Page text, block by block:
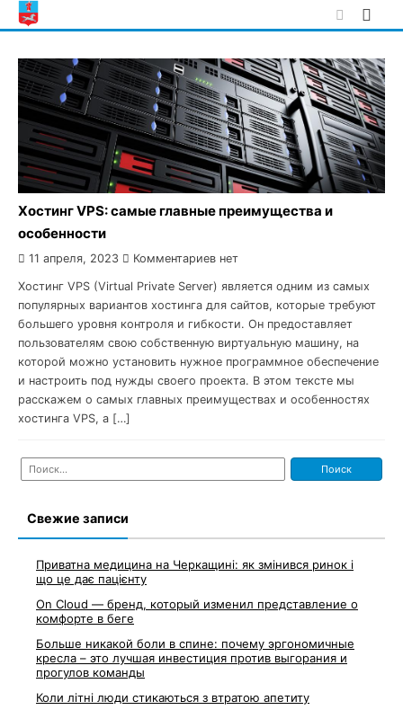
Skip
to
Хостинг VPS: самые главные преимущества и
особенности
11 апреля, 2023 Комментариев нет
Хостинг VPS (Virtual Private Server) является одним из самых
популярных вариантов хостинга для сайтов, которые требуют
большего уровня контроля и гибкости. Он предоставляет
пользователям свою собственную виртуальную машину, на
которой можно установить нужное программное обеспечение
и настроить под нужды своего проекта. В этом тексте мы
расскажем о самых главных преимуществах и особенностях
хостинга VPS, а […]
Найти:
Свежие записи
Приватна медицина на Черкащині: як змінився ринок і
що це дає пацієнту
On Cloud — бренд, который изменил представление о
комфорте в беге
Больше никакой боли в спине: почему эргономичные
кресла – это лучшая инвестиция против выгорания и
прогулов команды
Коли літні люди стикаються з втратою апетиту